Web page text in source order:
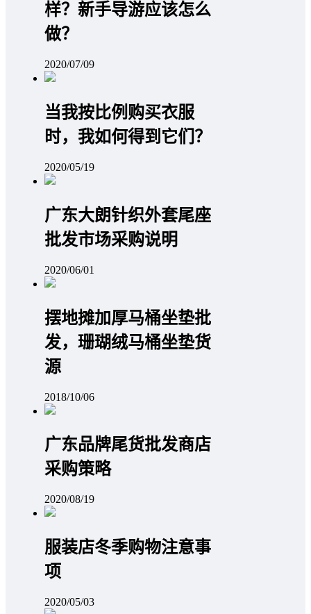
样？新手导游应该怎么
做？
2020/07/09
当我按比例购买衣服
时，我如何得到它们？
2020/05/19
广东大朗针织外套尾座
批发市场采购说明
2020/06/01
摆地摊加厚马桶坐垫批
发，珊瑚绒马桶坐垫货
源
2018/10/06
广东品牌尾货批发商店
采购策略
2020/08/19
服装店冬季购物注意事
项
2020/05/03